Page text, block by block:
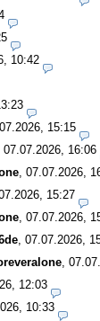
10:42
15:15
07.07.2026, 16:06
07.07.2026,
15:27
07.07.2026,
07.07.2026,
12:03
10:33